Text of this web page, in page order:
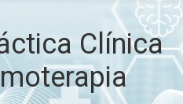
Clínica